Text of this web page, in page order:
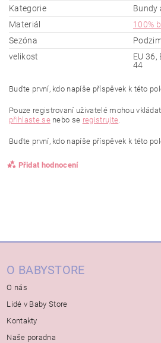
Kategorie
Bundy
Materiál
100%
Sezóna
velikost
EU 36,
44
Buďte první, kdo napíše příspěvek k této
Pouze registrovaní uživatelé mohou
přihlaste senebo se registrujte.
Buďte první, kdo napíše příspěvek k této
Přidat hodnocení
O BABYSTORE
O nás
Lidé v Baby Store
Kontakty
Naše poradna